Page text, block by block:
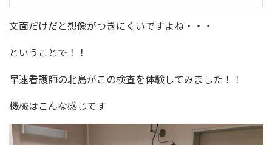
文面だけだと想像がつきにくいですよね・・・
ということで！！
早速看護師の北島がこの検査を体験してみました！！
機械はこんな感じです